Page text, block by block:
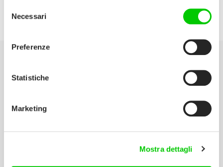
delNecessari
Preferenze
Statistiche
Marketing
Mostra dettagli
Via Portici Manarini, 42/50 24060
Chiuduno (Bergamo) Italia